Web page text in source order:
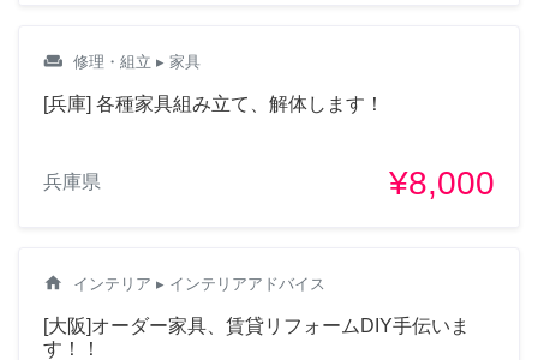
weekend 修理・組立 ▸ 家具
[兵庫] 各種家具組み立て、解体します！
兵庫県 ¥8,000
home インテリア ▸ インテリアアドバイス
[大阪]オーダー家具、賃貸リフォームDIY手伝いま
す！！